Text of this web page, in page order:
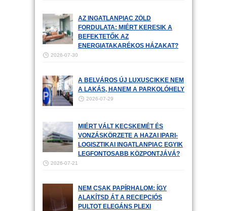
AZ INGATLANPIAC ZÖLD
FORDULATA: MIÉRT KERESIK A
BEFEKTETŐK AZ
ENERGIATAKARÉKOS HÁZAKAT?
2026-07-30
A BELVÁROS ÚJ LUXUSCIKKE NEM
A LAKÁS, HANEM A PARKOLÓHELY
2026-07-29
MIÉRT VÁLT KECSKEMÉT ÉS
VONZÁSKÖRZETE A HAZAI IPARI-
LOGISZTIKAI INGATLANPIAC EGYIK
LEGFONTOSABB KÖZPONTJÁVÁ?
2026-07-21
NEM CSAK PAPÍRHALOM: ÍGY
ALAKÍTSD ÁT A RECEPCIÓS
PULTOT ELEGÁNS PLEXI